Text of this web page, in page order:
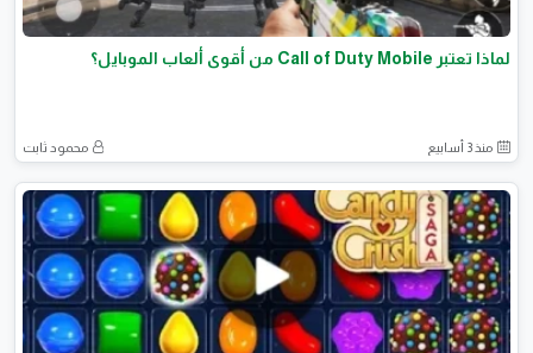
لماذا تعتبر Call of Duty Mobile من أقوى ألعاب الموبايل؟
منذ 3 أسابيع محمود ثابت